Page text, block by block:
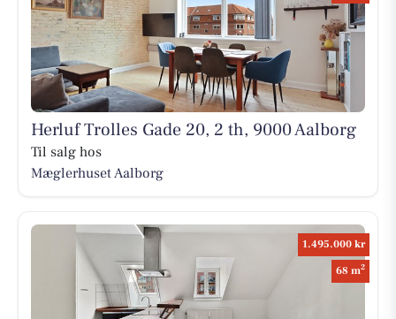
Herluf Trolles Gade 20, 2 th, 9000 Aalborg
Til salg hos
Mæglerhuset Aalborg
1.495.000 kr
68 m2